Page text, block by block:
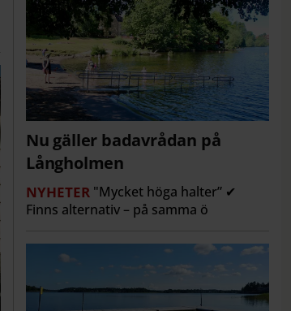
Nu gäller badavrådan på
Långholmen
NYHETER "Mycket höga halter” ✔
Finns alternativ – på samma ö